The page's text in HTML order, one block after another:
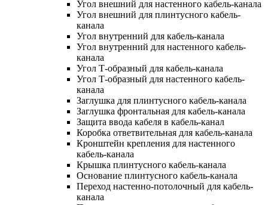
Угол внешний для настенного кабель-канала
Угол внешний для плинтусного кабель-
канала
Угол внутренний для кабель-канала
Угол внутренний для настенного кабель-
канала
Угол Т-образный для кабель-канала
Угол Т-образный для настенного кабель-
канала
Заглушка для плинтусного кабель-канала
Заглушка фронтальная для кабель-канала
Защита ввода кабеля в кабель-канал
Коробка ответвительная для кабель-канала
Кронштейн крепления для настенного
кабель-канала
Крышка плинтусного кабель-канала
Основание плинтусного кабель-канала
Переход настенно-потолочный для кабель-
канала